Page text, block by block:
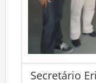
Secretário